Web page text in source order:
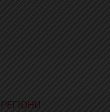
РЕГІОНИ